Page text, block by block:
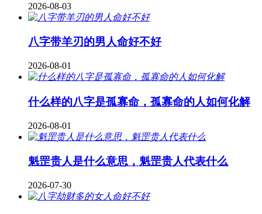
2026-08-03
八字带羊刃的男人命好不好
2026-08-01
什么样的八字是孤寡命，孤寡命的人如何化解
2026-08-01
魁罡贵人是什么意思，魁罡贵人代表什么
2026-07-30